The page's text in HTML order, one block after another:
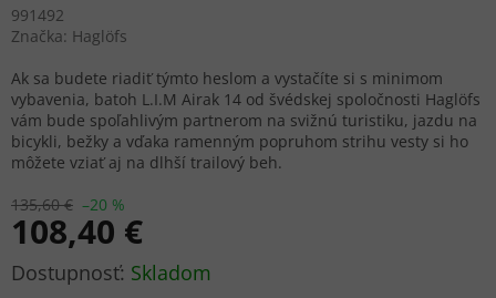
991492
Značka: Haglöfs
135,60 € –20 %
108,40 €
Jednotková
Skladom
Ak sa budete riadiť týmto heslom a vystačíte si s minimom
vybavenia, batoh L.I.M Airak 14 od švédskej spoločnosti Haglöfs
vám bude spoľahlivým partnerom na svižnú turistiku, jazdu na
bicykli, bežky a vďaka ramenným popruhom strihu vesty si ho
môžete vziať aj na dlhší trailový beh.